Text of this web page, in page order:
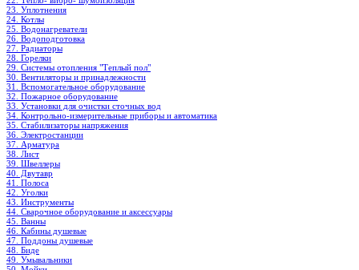
23. Уплотнения
24. Котлы
25. Водонагреватели
26. Водоподготовка
27. Радиаторы
28. Горелки
29. Системы отопления "Теплый пол"
30. Вентиляторы и принадлежности
31. Вспомогательное оборудование
32. Пожарное оборудование
33. Установки для очистки сточных вод
34. Контрольно-измерительные приборы и автоматика
35. Стабилизаторы напряжения
36. Электростанции
37. Арматура
38. Лист
39. Швеллеры
40. Двутавр
41. Полоса
42. Уголки
43. Инструменты
44. Сварочное оборудование и аксессуары
45. Ванны
46. Кабины душевые
47. Поддоны душевые
48. Биде
49. Умывальники